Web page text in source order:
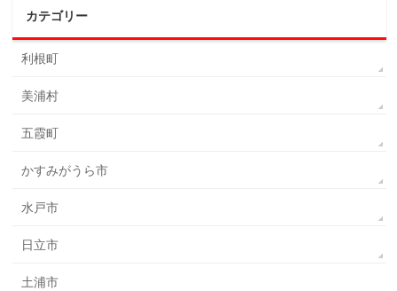
カテゴリー
利根町
美浦村
五霞町
かすみがうら市
水戸市
日立市
土浦市